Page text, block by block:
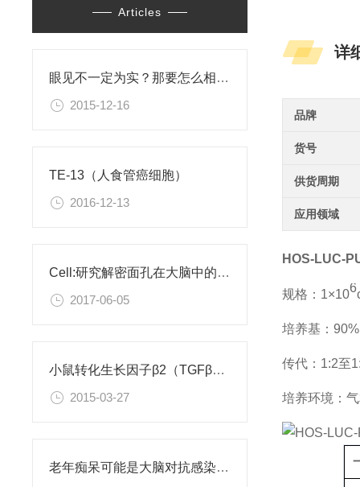
Articles
眼见不一定为实？那要怎么相信这个世界？！
2015-12-16
TE-13（人食管癌细胞）
2016-12-13
Cell:研究解密面孔在大脑中的编码
2017-06-05
小鼠转化生长因子β2（TGFβ2）ELISA试剂盒
2015-03-27
老年痴呆可能是大脑对抗感染病菌导致的
详
品牌
货号
供货周期
应用领域
HOS-LUC-
规格：1×106
培养基：
传代：1:2至
培养环境：